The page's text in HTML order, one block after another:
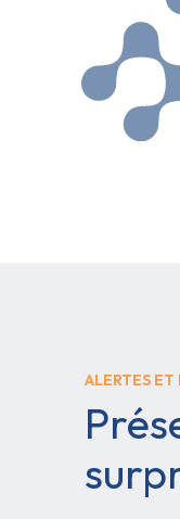
ALERTES ET